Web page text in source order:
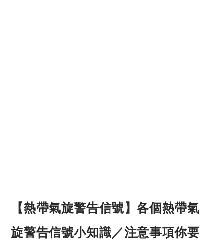
【熱帶氣旋警告信號】各個熱帶氣
旋警告信號小知識／注意事項你要